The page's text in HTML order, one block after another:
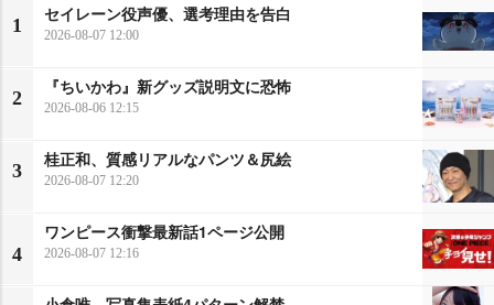
1
セイレーン役声優、選考理由を告白
2026-08-07 12:00
2
『ちいかわ』新グッズ説明文に恐怖
2026-08-06 12:15
3
桂正和、質感リアルなパンツ＆尻絵
2026-08-07 12:20
4
ワンピース衝撃最新話1ページ公開
2026-08-07 12:16